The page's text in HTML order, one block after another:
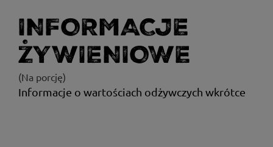
INFORMACJE
ŻYWIENIOWE
(Na porcję)
Informacje o wartościach odżywczych wkrótce